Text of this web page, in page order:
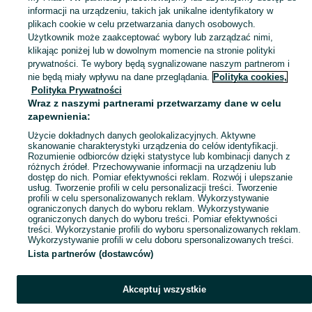
Popularne wyszukiwania
informacji na urządzeniu, takich jak unikalne identyfikatory w
plikach cookie w celu przetwarzania danych osobowych.
Użytkownik może zaakceptować wybory lub zarządzać nimi,
klikając poniżej lub w dowolnym momencie na stronie polityki
prywatności. Te wybory będą sygnalizowane naszym partnerom i
nie będą miały wpływu na dane przeglądania. Polityka cookies,
Polityka Prywatności
Wraz z naszymi partnerami przetwarzamy dane w celu
zapewnienia:
Użycie dokładnych danych geolokalizacyjnych. Aktywne
skanowanie charakterystyki urządzenia do celów identyfikacji.
Rozumienie odbiorców dzięki statystyce lub kombinacji danych z
różnych źródeł. Przechowywanie informacji na urządzeniu lub
dostęp do nich. Pomiar efektywności reklam. Rozwój i ulepszanie
usług. Tworzenie profili w celu personalizacji treści. Tworzenie
profili w celu spersonalizowanych reklam. Wykorzystywanie
ograniczonych danych do wyboru reklam. Wykorzystywanie
ograniczonych danych do wyboru treści. Pomiar efektywności
treści. Wykorzystanie profili do wyboru spersonalizowanych reklam.
Wykorzystywanie profili w celu doboru spersonalizowanych treści.
Lista partnerów (dostawców)
Akceptuj wszystkie